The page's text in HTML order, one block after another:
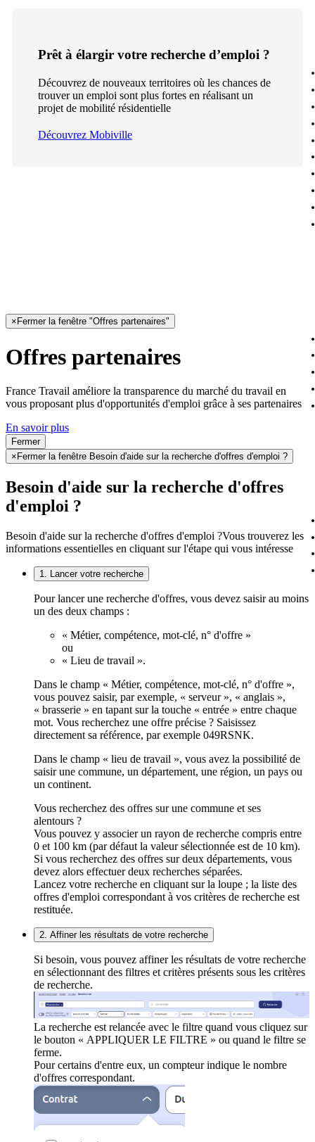
Prêt à élargir votre recherche d’emploi ?
Découvrez de nouveaux territoires où les chances de
trouver un emploi sont plus fortes en réalisant un
projet de mobilité résidentielle
Découvrez Mobiville
× Fermer la fenêtre "Offres partenaires"
Offres partenaires
France Travail améliore la transparence du marché du travail en
vous proposant plus d'opportunités d'emploi grâce à ses partenaires
En savoir plus
Fermer
× Fermer la fenêtre Besoin d'aide sur la recherche d'offres d'emploi ?
Besoin d'aide sur la recherche d'offres
d'emploi ?
Besoin d'aide sur la recherche d'offres d'emploi ?Vous trouverez les
informations essentielles en cliquant sur l'étape qui vous intéresse
1. Lancer votre recherche
Pour lancer une recherche d'offres, vous devez saisir au moins
un des deux champs :
« Métier, compétence, mot-clé, n° d'offre »
ou
« Lieu de travail ».
Dans le champ « Métier, compétence, mot-clé, n° d'offre »,
vous pouvez saisir, par exemple, « serveur », « anglais »,
« brasserie » en tapant sur la touche « entrée » entre chaque
mot. Vous recherchez une offre précise ? Saisissez
directement sa référence, par exemple 049RSNK.
Dans le champ « lieu de travail », vous avez la possibilité de
saisir une commune, un département, une région, un pays ou
un continent.
Vous recherchez des offres sur une commune et ses
alentours ?
Vous pouvez y associer un rayon de recherche compris entre
0 et 100 km (par défaut la valeur sélectionnée est de 10 km).
Si vous recherchez des offres sur deux départements, vous
devez alors effectuer deux recherches séparées.
Lancez votre recherche en cliquant sur la loupe ; la liste des
offres d'emploi correspondant à vos critères de recherche est
restituée.
2. Affiner les résultats de votre recherche
Si besoin, vous pouvez affiner les résultats de votre recherche
en sélectionnant des filtres et critères présents sous les critères
de recherche.
La recherche est relancée avec le filtre quand vous cliquez sur
le bouton « APPLIQUER LE FILTRE » ou quand le filtre se
ferme.
Pour certains d'entre eux, un compteur indique le nombre
d'offres correspondant.